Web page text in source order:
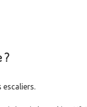
?
escaliers.